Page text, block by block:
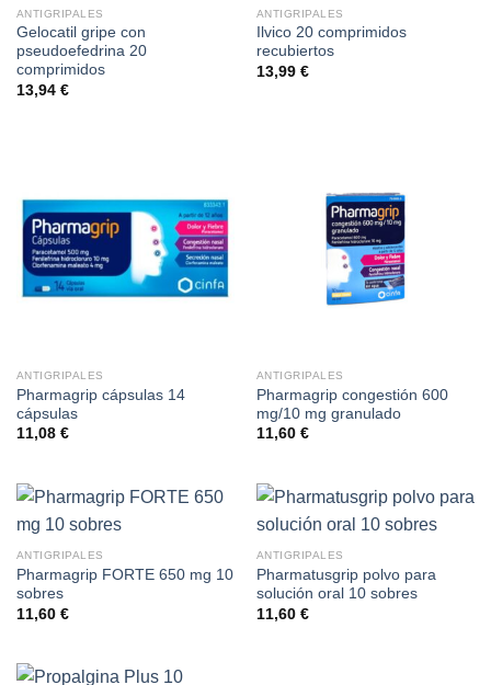
ANTIGRIPALES
Gelocatil gripe con
pseudoefedrina 20
comprimidos
13,94 €
ANTIGRIPALES
Ilvico 20 comprimidos
recubiertos
13,99 €
ANTIGRIPALES
Pharmagrip cápsulas 14
cápsulas
11,08 €
ANTIGRIPALES
Pharmagrip congestión 600
mg/10 mg granulado
11,60 €
ANTIGRIPALES
Pharmagrip FORTE 650 mg 10
sobres
11,60 €
ANTIGRIPALES
Pharmatusgrip polvo para
solución oral 10 sobres
11,60 €